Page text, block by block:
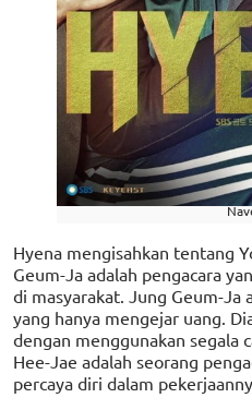
Hyena mengisahkan tentang
Geum-Ja adalah pengacara
di masyarakat. Jung Geum-Ja
yang hanya mengejar uang.
dengan menggunakan segala
Hee-Jae adalah seorang
percaya diri dalam